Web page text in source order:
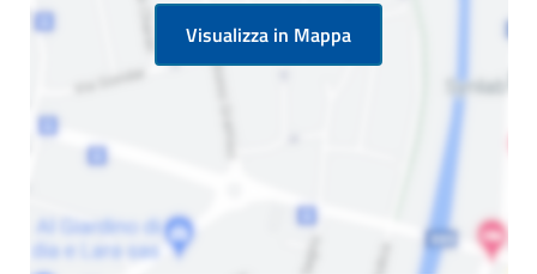
Visualizza in Mappa